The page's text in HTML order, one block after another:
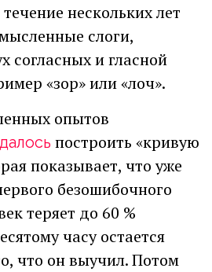
нескольких лет
слоги,
согласных и гласной
«зор» или «лоч».
опытов
построить «кривую
показывает, что уже
безошибочного
теряет до 60 %
часу остается
что он выучил. Потом